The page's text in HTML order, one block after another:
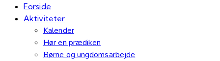
Forside
Aktiviteter
Kalender
Hør en prædiken
Børne og ungdomsarbejde